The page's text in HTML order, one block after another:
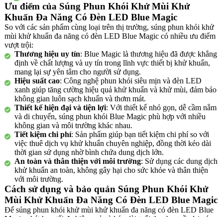
Ưu điểm của Súng Phun Khói Khử Mùi Khử
Khuẩn Đa Năng Có Đèn LED Blue Magic
So với các sản phẩm cùng loại trên thị trường, súng phun khói khử
mùi khử khuẩn đa năng có đèn LED Blue Magic có nhiều ưu điểm
vượt trội:
Thương hiệu uy tín: Blue Magic là thương hiệu đã được khẳng
định về chất lượng và uy tín trong lĩnh vực thiết bị khử khuẩn,
mang lại sự yên tâm cho người sử dụng.
Hiệu suất cao: Công nghệ phun khói siêu mịn và đèn LED
xanh giúp tăng cường hiệu quả khử khuẩn và khử mùi, đảm bảo
không gian luôn sạch khuẩn và thơm mát.
Thiết kế hiện đại và tiện lợi: Với thiết kế nhỏ gọn, dễ cầm nắm
và di chuyển, súng phun khói Blue Magic phù hợp với nhiều
không gian và môi trường khác nhau.
Tiết kiệm chi phí: Sản phẩm giúp bạn tiết kiệm chi phí so với
việc thuê dịch vụ khử khuẩn chuyên nghiệp, đồng thời kéo dài
thời gian sử dụng nhờ bình chứa dung dịch lớn.
An toàn và thân thiện với môi trường: Sử dụng các dung dịch
khử khuẩn an toàn, không gây hại cho sức khỏe và thân thiện
với môi trường.
Cách sử dụng và bảo quản Súng Phun Khói Khử
Mùi Khử Khuẩn Đa Năng Có Đèn LED Blue Magic
Để súng phun khói khử mùi khử khuẩn đa năng có đèn LED Blue